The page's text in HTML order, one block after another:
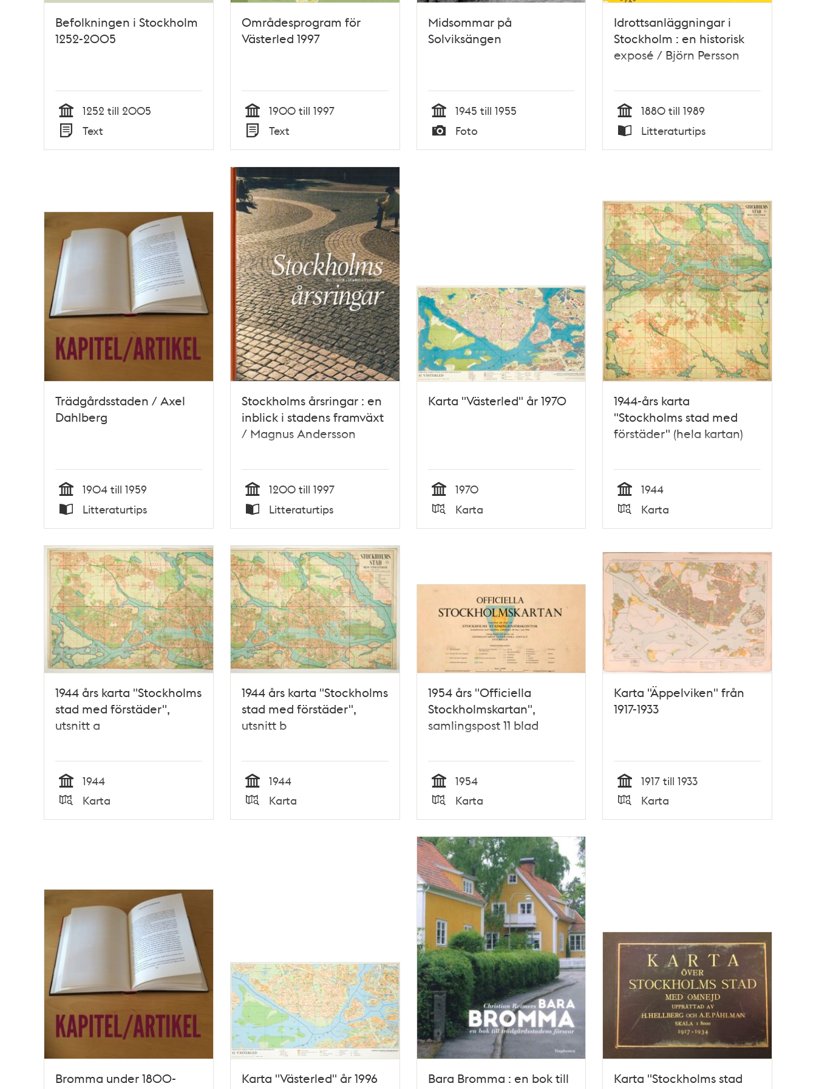
Befolkningen i Stockholm
1252-2005
Tid
1252 till 2005
Typ
Text
Områdesprogram för
Västerled 1997
Tid
1900 till 1997
Typ
Text
Midsommar på
Solviksängen
Tid
1945 till 1955
Typ
Foto
Idrottsanläggningar i
Stockholm : en historisk
exposé / Björn Persson
Tid
1880 till 1989
Typ
Litteraturtips
Trädgårdsstaden / Axel
Dahlberg
Tid
1904 till 1959
Litteraturtips
Stockholms årsringar : en
inblick i stadens framväxt
/ Magnus Andersson
Tid
1200 till 1997
Litteraturtips
Karta "Västerled" år 1970
Tid
1970
Karta
1944-års karta
"Stockholms stad med
förstäder" (hela kartan)
Tid
1944
Karta
1944 års karta "Stockholms
stad med förstäder",
utsnitt a
Tid
1944
Typ
Karta
1944 års karta "Stockholms
stad med förstäder",
utsnitt b
Tid
1944
Typ
Karta
1954 års "Officiella
Stockholmskartan",
samlingspost 11 blad
Tid
1954
Typ
Karta
Karta "Äppelviken" från
1917-1933
Tid
1917 till 1933
Typ
Karta
Bromma under 1800-
Karta "Västerled" år 1996
Bara Bromma : en bok till
Karta "Stockholms stad